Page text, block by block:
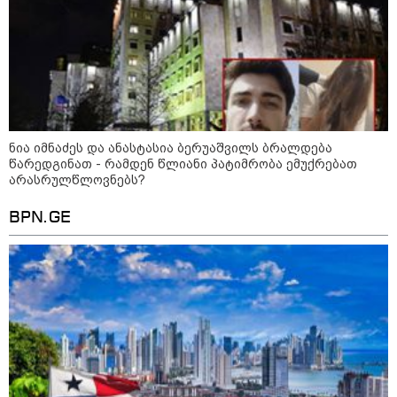
13:59 / 06-08-2026
ნიკა მელიას სასამართლოს
უპატივცემლობის ფაქტზე 1 წლით და 6
თვით თავისუფლების აღკვეთა მიესაჯა
ნია იმნაძეს და ანასტასია ბერუაშვილს ბრალდება
წარედგინათ - რამდენ წლიანი პატიმრობა ემუქრებათ
არასრულწლოვნებს?
BPN.GE